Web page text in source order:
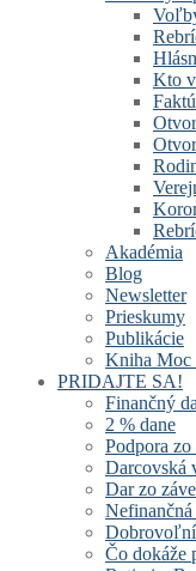
Kto
Akadémia
Blog
Newsletter
Prieskumy
Publikácie
Kniha Moc
PRIDAJTE SA!
Finančný
2 % dane
Podpora zo
Darcovská
Dar zo
Nefinančná
Čo dokáže